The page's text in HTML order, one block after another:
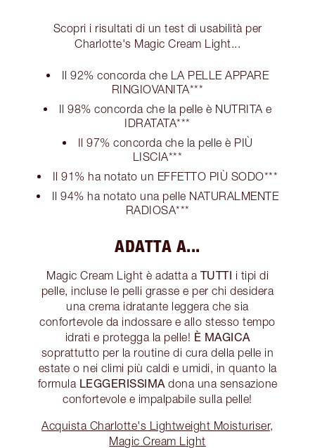
Scopri i risultati di un test di usabilità per
Charlotte's Magic Cream Light...
Il 92% concorda che LA PELLE APPARE
RINGIOVANITA***
Il 98% concorda che la pelle è NUTRITA e
IDRATATA***
Il 97% concorda che la pelle è PIÙ
LISCIA***
Il 91% ha notato un EFFETTO PIÙ SODO***
Il 94% ha notato una pelle NATURALMENTE
RADIOSA***
ADATTA A...
Magic Cream Light è adatta a TUTTI i tipi di
pelle, incluse le pelli grasse e per chi desidera
una crema idratante leggera che sia
confortevole da indossare e allo stesso tempo
idrati e protegga la pelle! È MAGICA
soprattutto per la routine di cura della pelle in
estate o nei climi più caldi e umidi, in quanto la
formula LEGGERISSIMA dona una sensazione
confortevole e impalpabile sulla pelle!
Acquista Charlotte's Lightweight Moisturiser,
Magic Cream Light